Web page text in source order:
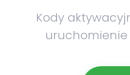
Kody
uruchomienie